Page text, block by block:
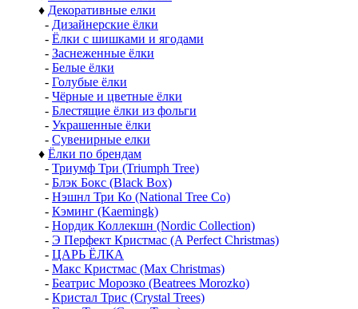
♦ Декоративные елки
- Дизайнерские ёлки
- Ёлки с шишками и ягодами
- Заснеженные ёлки
- Белые ёлки
- Голубые ёлки
- Чёрные и цветные ёлки
- Блестящие ёлки из фольги
- Украшенные ёлки
- Сувенирные елки
♦ Ёлки по брендам
- Триумф Три (Triumph Tree)
- Блэк Бокс (Black Box)
- Нэшнл Три Ко (National Tree Co)
- Кэминг (Kaemingk)
- Нордик Коллекшн (Nordic Collection)
- Э Перфект Кристмас (A Perfect Christmas)
- ЦАРЬ ЁЛКА
- Макс Кристмас (Max Christmas)
- Беатрис Морозко (Beatrees Morozko)
- Кристал Трис (Crystal Trees)